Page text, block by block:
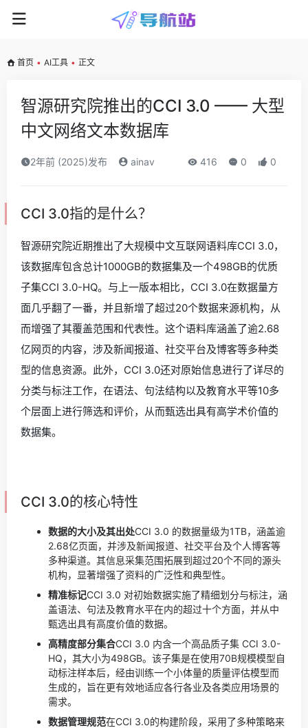
首页 • AI工具 • 正文
智源研究院推出的CCI 3.0 —— 大型
中文网络文本数据库
2年前 (2025)发布 ainav 416 0 0
CCI 3.0指的是什么？
智源研究院近期推出了大规模中文互联网语料库CCI 3.0，
该数据库包含总计1000GB的数据集及一个498GB的优质
子集CCI 3.0-HQ。与上一版本相比，CCI 3.0在数据量方
面几乎翻了一番，并且新增了超过20个数据来源机构，从
而增强了其覆盖范围和代表性。这个语料库涵盖了逾2.68
亿网页的内容，涉及新闻报道、社交平台及博客等多种类
型的信息资源。此外，CCI 3.0还对原始信息进行了详尽的
分类与标注工作，在语法、句法结构以及教育水平等10多
个层面上进行筛选和评价，从而甄选出具有高学术价值的
数据集。
CCI 3.0的核心特性
数据的大小及其出处CCI 3.0 的数据量级为1TB，涵盖逾
2.68亿页面，并涉及新闻报道、社交平台及个人博客等
多种渠道。其信息采集范围拓展到超过20个不同的源头
机构，显著增强了资料的广泛性和典型性。
精准标记CCI 3.0 对初始数据实施了精细划分与标注，涵
盖语法、句法及教育水平在内的超过十个方面，并从中
甄选出具有高度价值的数据。
高精度部分集合CCI 3.0 内含一个高品质子集 CCI 3.0-
HQ，其大小为498GB。该子集是在使用70B规模模型自
动标注样本后，经由训练一个小体量的质量评估模型而
生成的，旨在更有效地适应各行各业及各类应用场景的
需求。
数据管理规范在CCI 3.0的构建阶段，采用了多种策略来